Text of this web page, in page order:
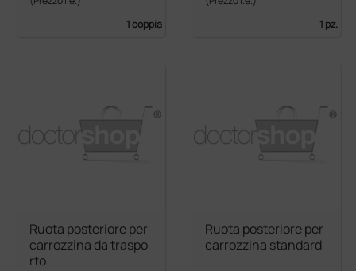
1 coppia
1 pz.
Ruota posteriore per
carrozzina da traspo
rto
Ruota posteriore per
carrozzina standard